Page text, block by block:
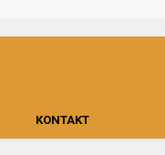
KONTAKT